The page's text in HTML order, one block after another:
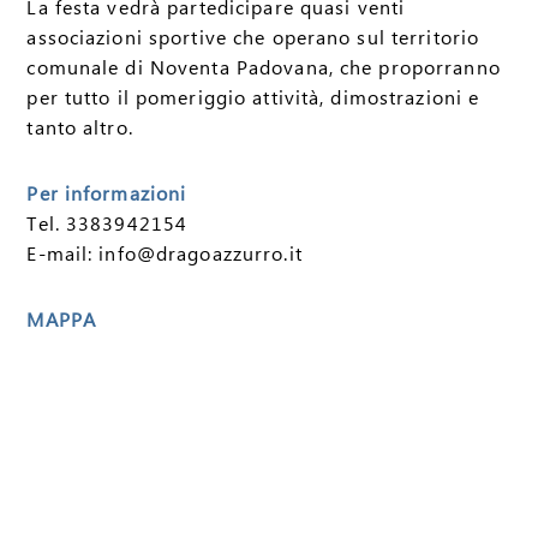
La festa vedrà partedicipare quasi venti
associazioni sportive che operano sul territorio
comunale di Noventa Padovana, che proporranno
per tutto il pomeriggio attività, dimostrazioni e
tanto altro.
Per informazioni
Tel. 3383942154
E-mail: info@dragoazzurro.it
MAPPA